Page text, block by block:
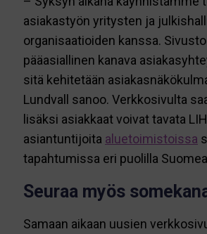
asiakastyön yritysten ja
organisaatioiden kanssa.
pääasiallinen kanava
sitä kehitetään
Lundvall sanoo. Verkkosivulta
lisäksi asiakkaat voivat tavata
asiantuntijoita aluetoimistoissa
tapahtumissa eri puolilla
Seuraa myös
Samaan aikaan uusien